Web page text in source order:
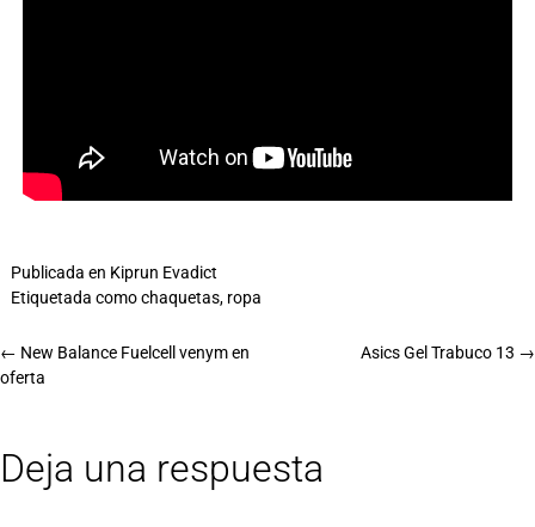
Publicada en Kiprun Evadict
Etiquetada comochaquetas, ropa
Asics Gel Trabuco 13 →
← New Balance Fuelcell venym en
oferta
Deja una respuesta